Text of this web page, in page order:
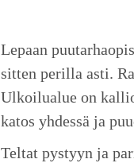
Lepaan
sitten perilla asti.
Ulkoilualue on
katos yhdessä ja
Teltat pystyyn ja